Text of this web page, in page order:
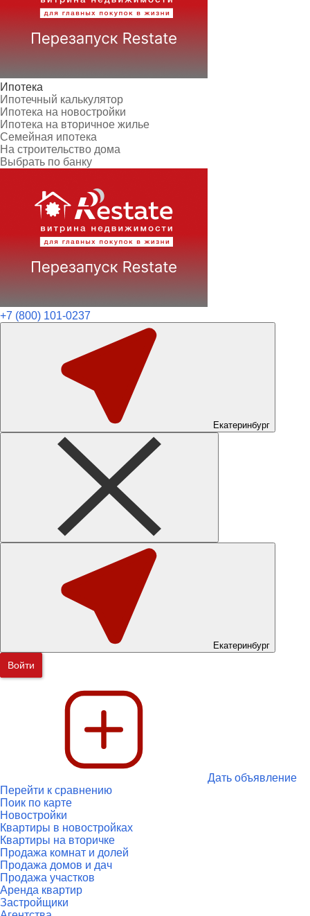
Ипотека
Ипотечный калькулятор
Ипотека на новостройки
Ипотека на вторичное жилье
Семейная ипотека
На строительство дома
Выбрать по банку
+7 (800) 101-0237
Екатеринбург
Екатеринбург
Войти
Дать объявление
Перейти к сравнению
Поик по карте
Новостройки
Квартиры в новостройках
Квартиры на вторичке
Продажа комнат и долей
Продажа домов и дач
Продажа участков
Аренда квартир
Застройщики